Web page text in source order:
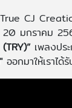
CJ
มกราคม
เพลงปร
ออกมาให้เราได้